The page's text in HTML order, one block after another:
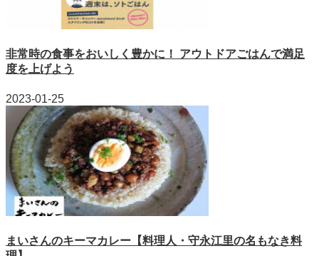
非常時の食事をおいしく豊かに！ アウトドアごはんで満足
度を上げよう
2023-01-25
まいさんのキーマカレー【料理人・守永江里の名もなき料